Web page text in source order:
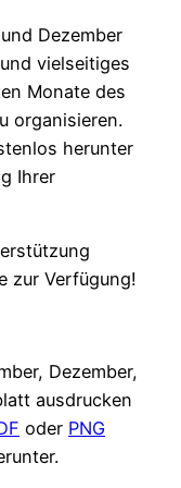
Dezember
vielseitiges
Monate des
organisieren.
herunter
Ihrer
zur Verfügung!
Dezember,
ausdrucken
oder PNG